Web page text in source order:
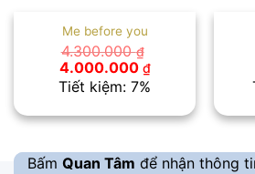
Me before you
4.300.000₫
Giá
gốc
là:
4.000.000 ₫Giá
hiện
tại
4.000.000 ₫.
Tiết kiệm: 7%
Bấm Quan Tâm để nhận thông